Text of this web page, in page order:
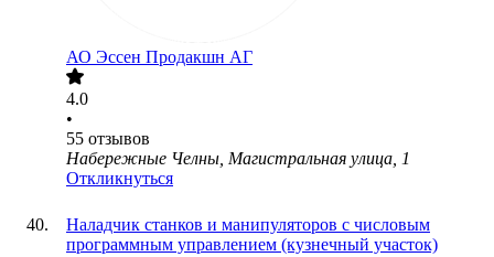
АО Эссен Продакшн АГ
4.0
•
55 отзывов
Набережные Челны, Магистральная улица, 1
Откликнуться
Наладчик станков и манипуляторов с числовым
программным управлением (кузнечный участок)